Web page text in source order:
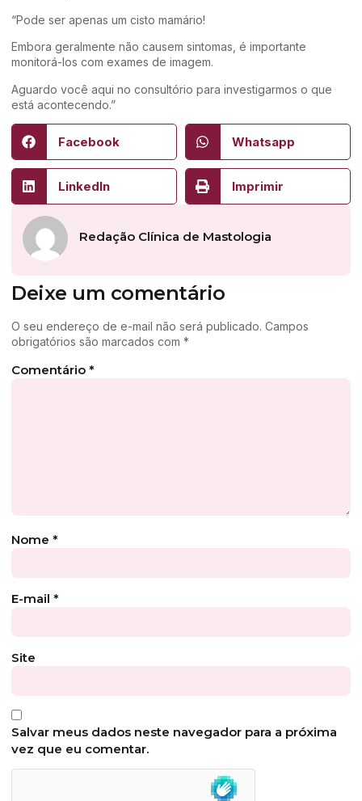
“Pode ser apenas um cisto mamário!
Embora geralmente não causem sintomas, é importante
monitorá-los com exames de imagem.
Aguardo você aqui no consultório para investigarmos o que
está acontecendo.”
Facebook Whatsapp
LinkedIn Imprimir
Redação Clínica de Mastologia
Deixe um comentário
O seu endereço de e-mail não será publicado. Campos
obrigatórios são marcados com *
Comentário *
Nome *
E-mail *
Site
Salvar meus dados neste navegador para a próxima
vez que eu comentar.